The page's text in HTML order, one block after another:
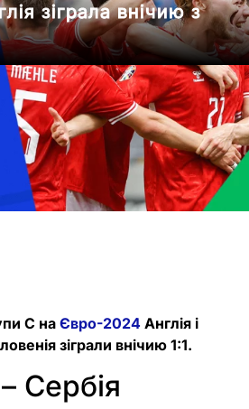
зіграла внічию з
C на Євро-2024 Англія і
зіграли внічию 1:1.
Сербія